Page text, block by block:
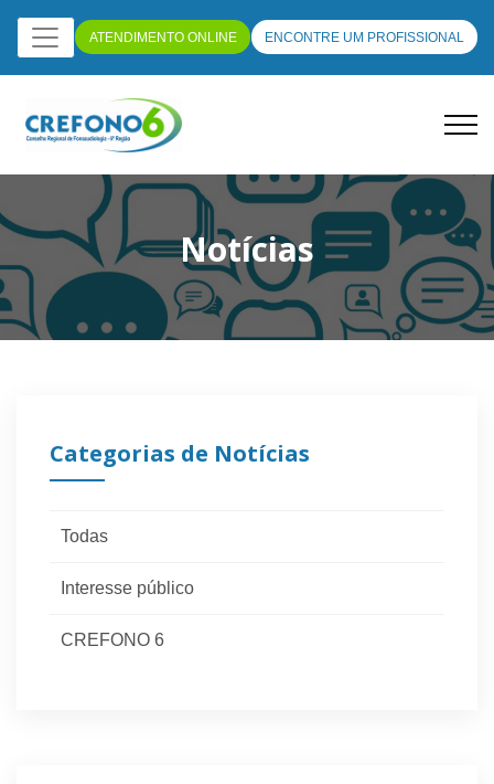
ATENDIMENTO ONLINE ENCONTRE UM PROFISSIONAL
Notícias
Categorias de Notícias
Todas
Interesse público
CREFONO 6